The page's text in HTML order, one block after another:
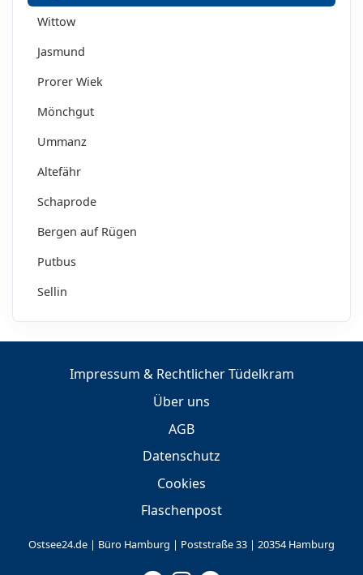
Wittow
Jasmund
Prorer Wiek
Mönchgut
Ummanz
Altefähr
Schaprode
Bergen auf Rügen
Putbus
Sellin
Impressum & Rechtlicher Tüdelkram
Über uns
AGB
Datenschutz
Cookies
Flaschenpost
Ostsee24.de | Büro Hamburg | Poststraße 33 | 20354 Hamburg